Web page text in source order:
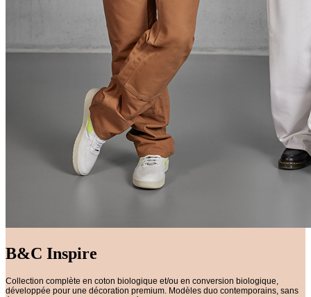
B&C Inspire
Collection complète en coton biologique et/ou en conversion biologique,
développée pour une décoration premium. Modèles duo contemporains, sans